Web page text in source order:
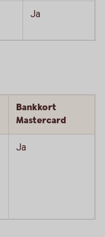
Ja
Bankkort
Mastercard
Ja